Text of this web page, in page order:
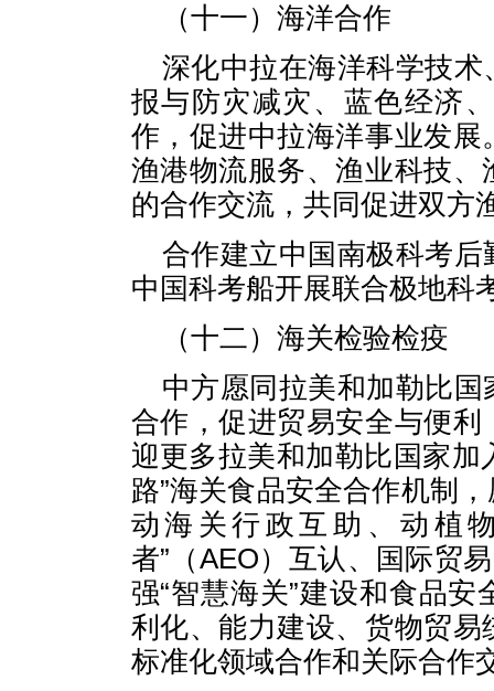
（十一）海洋合作
深化中拉在海洋科学技
报与防灾减灾、蓝色经济
作，促进中拉海洋事业发
渔港物流服务、渔业科技
的合作交流，共同促进双方
合作建立中国南极科考
中国科考船开展联合极地科
（十二）海关检验检疫
中方愿同拉美和加勒比
合作，促进贸易安全与便
迎更多拉美和加勒比国家加
路”海关食品安全合作机制
动海关行政互助、动植
者”（AEO）互认、国际贸
强“智慧海关”建设和食品
利化、能力建设、货物贸
标准化领域合作和关际合作